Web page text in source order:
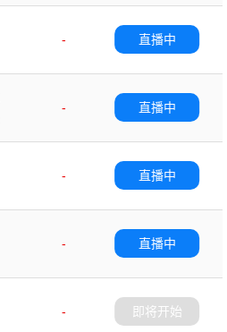
-
直播中
-
直播中
-
直播中
-
直播中
-
即将开始